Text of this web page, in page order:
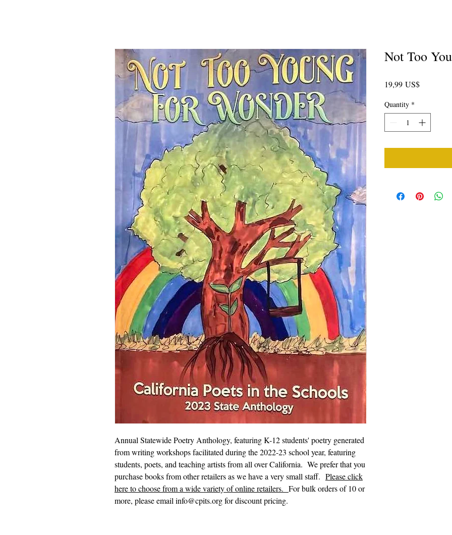
Annual Statewide Poetry Anthology, featuring K-12 students' poetry generated
from writing workshops facilitated during the 2022-23 school year, featuring
students, poets, and teaching artists from all over California. We prefer that you
purchase books from other retailers as we have a very small staff. Please click
here to choose from a wide variety of online retailers. For bulk orders of 10 or
more, please email info@cpits.org for discount pricing.
Not Too
19,99 US$Price
Quantity *